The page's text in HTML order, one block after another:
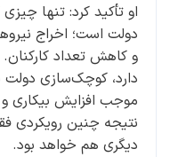
او تأکید کرد: تنها
دولت است؛ اخراج
و کاهش تعداد کارکنان.
دارد، کوچک‌سازی دولت
موجب افزایش
نتیجه چنین رویکردی
دیگری هم خواهد بود.